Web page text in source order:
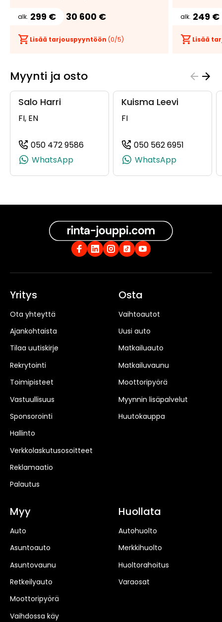
alk. 299 € 30 600 €
Lisää tarjouspyyntöön (0/5)
alk. 249 €
Lisää
Myynti ja osto
Salo Harri
FI, EN
050 472 9586
(+358504729586, 0504729586,
WhatsApp
Kuisma Leevi
FI
050 562 6951
WhatsApp
Yritys
Ota yhteyttä
Ajankohtaista
Tilaa uutiskirje
Rekrytointi
Toimipisteet
Vastuullisuus
Sponsorointi
Hallinto
Verkkolaskutusosoitteet
Reklamaatio
Palautus
Osta
Vaihtoautot
Uusi auto
Matkailuauto
Matkailuvaunu
Moottoripyörä
Myynnin lisäpalvelut
Huutokauppa
Myy
Auto
Asuntoauto
Asuntovaunu
Retkeilyauto
Moottoripyörä
Vaihdossa käy
Huollata
Autohuolto
Merkkihuolto
Huoltorahoitus
Varaosat